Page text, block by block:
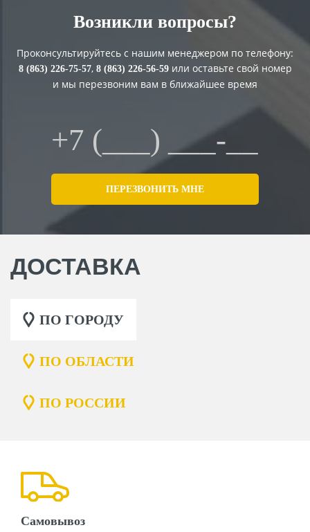
Возникли вопросы?
Проконсультируйтесь с нашим менеджером по телефону:
8 (863) 226-75-57, 8 (863) 226-56-59или оставьте свой номер
и мы перезвоним вам в ближайшее время
ДОСТАВКА
ПО ГОРОДУ
ПО ОБЛАСТИ
ПО РОССИИ
Самовывоз